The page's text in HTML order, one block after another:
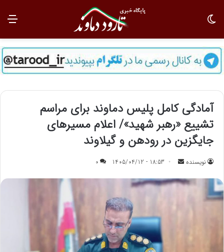
آمادگی کامل پلیس دماوند برای مراسم
تشییع «رهبر شهید»/ اعلام مسیرهای
جایگزین در رودهن و گیلاوند
نویسنده
س
ل
18:53 - 1405/04/12
0